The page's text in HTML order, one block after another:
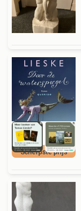
Scherpste prijs